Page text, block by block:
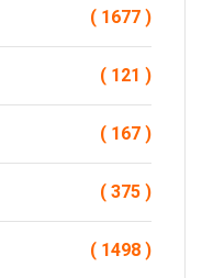
( 1677 )
( 121 )
( 167 )
( 375 )
( 1498 )